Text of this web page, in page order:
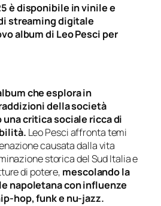
è disponibile in vinile e
streaming digitale
album di Leo Pesci per
che esplora in
della società
critica sociale ricca di
Leo Pesci affronta temi
causata dalla vita
storica del Sud Italia e
di potere, mescolando la
napoletana con influenze
hop, funk e nu-jazz.